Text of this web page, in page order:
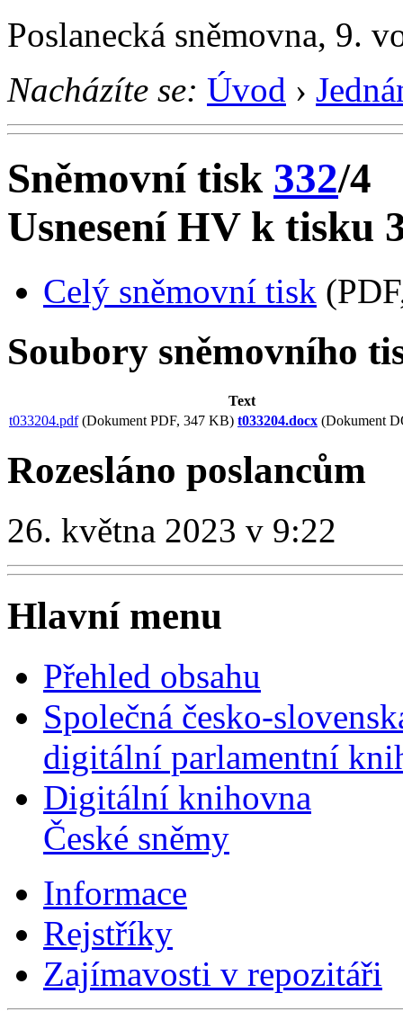
Poslanecká sněmovna, 9.
Nacházíte se: Úvod ›
Sněmovní tisk 332/4
Usnesení HV k tisku
Celý sněmovní tisk
Soubory sněmovního
Text
t033204.pdf(Dokument PDF, 347 KB) t033204.docx (Dokument
Rozesláno poslancům
26. května 2023 v 9:22
Hlavní menu
Přehled obsahu
Společná česko-
digitální parlamentní
Digitální knihovna
České sněmy
Informace
Rejstříky
Zajímavosti v repozitáři